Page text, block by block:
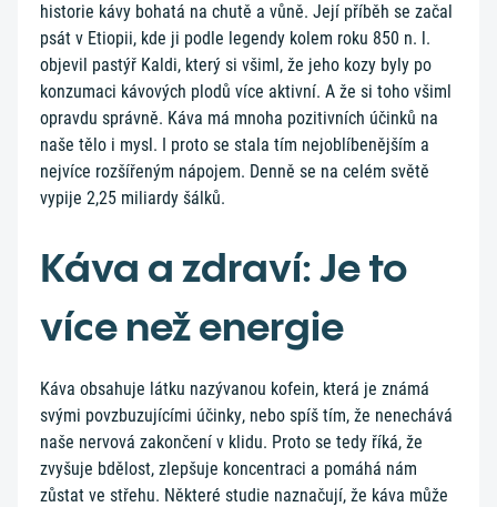
historie kávy bohatá na chutě a vůně. Její příběh se začal
psát v Etiopii, kde ji podle legendy kolem roku 850 n. l.
objevil pastýř Kaldi, který si všiml, že jeho kozy byly po
konzumaci kávových plodů více aktivní. A že si toho všiml
opravdu správně. Káva má mnoha pozitivních účinků na
naše tělo i mysl. I proto se stala tím nejoblíbenějším a
nejvíce rozšířeným nápojem. Denně se na celém světě
vypije 2,25 miliardy šálků.
Káva a zdraví: Je to
více než energie
Káva obsahuje látku nazývanou kofein, která je známá
svými povzbuzujícími účinky, nebo spíš tím, že nenechává
naše nervová zakončení v klidu. Proto se tedy říká, že
zvyšuje bdělost, zlepšuje koncentraci a pomáhá nám
zůstat ve střehu. Některé studie naznačují, že káva může